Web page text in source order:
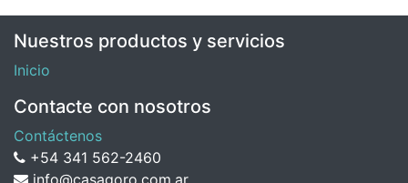
Nuestros productos y servicios
Inicio
Contacte con nosotros
Contáctenos
+54 341 562-2460
info@casagoro.com.ar